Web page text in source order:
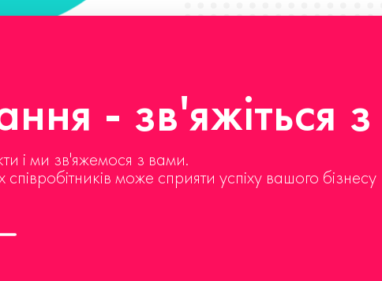
- зв'яжіться
і ми зв'яжемося з вами.
може сприяти успіху вашого бізнесу